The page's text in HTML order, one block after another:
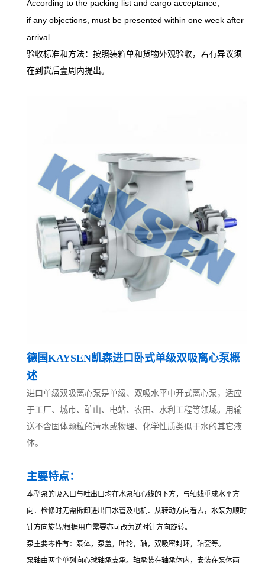
According to the packing list and cargo acceptance,
if any objections, must be presented within one week after
arrival.
验收标准和方法：按照装箱单和货物外观验收，若有异议须
在到货后壹周内提出。
德国KAYSEN凯森进口卧式单级双吸离心泵概
述
进口单级双吸离心泵是单级、双吸水平中开式离心泵，适应
于工厂、城市、矿山、电站、农田、水利工程等领域。用输
送不含固体颗粒的清水或物理、化学性质类似于水的其它液
体。
主要特点：
本型泵的吸入口与吐出口均在水泵轴心线的下方，与轴线垂成水平方
向．检修时无需拆卸进出口水管及电机．从转动方向看去，水泵为顺时
针方向旋转/根据用户需要亦可改为逆时针方向旋转。
泵主要零件有：泵体，泵盖，叶轮，轴，双吸密封环，轴套等。
泵轴由两个单列向心球轴承支承。轴承装在轴承体内，安装在泵体两